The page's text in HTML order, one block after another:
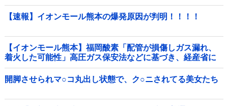
【速報】イオンモール熊本の爆発原因が判明！！！！
【イオンモール熊本】福岡酸素「配管が損傷しガス漏れ、
着火した可能性」高圧ガス保安法などに基づき、経産省に
報告他
開脚させられマ○コ丸出し状態で、ク○ニされてる美女たち